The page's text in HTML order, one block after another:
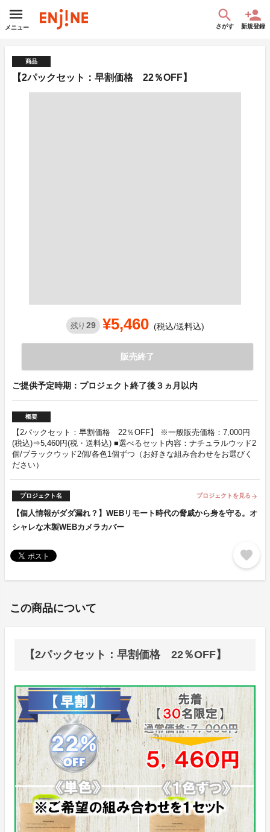
メニュー さがす 新規登録
商品
【2パックセット：早割価格 22％OFF】
残り 29 ¥5,460 (税込/送料込)
販売終了
ご提供予定時期：プロジェクト終了後３ヵ月以内
概要
【2パックセット：早割価格 22％OFF】 ※一般販売価格：7,000円
(税込)⇒5,460円(税・送料込) ■選べるセット内容：ナチュラルウッド2
個/ブラックウッド2個/各色1個ずつ（お好きな組み合わせをお選びく
ださい）
プロジェクト名 プロジェクトを見る arrow_forward
【個人情報がダダ漏れ？】WEBリモート時代の脅威から身を守る。オ
シャレな木製WEBカメラカバー
favorite
この商品について
【2パックセット：早割価格 22％OFF】